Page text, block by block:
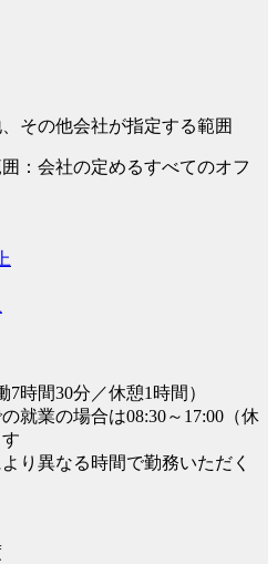
その他会社が指定する範囲
：会社の定めるすべてのオフ
7時間30分／休憩1時間）
就業の場合は08:30～17:00（休
り異なる時間で勤務いただく